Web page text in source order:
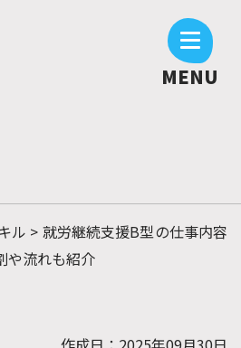
MENU
ル > 就労継続支援B型の仕事内容
や流れも紹介